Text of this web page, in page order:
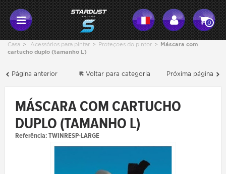
0
Casa > Acessórios para pintar > Proteçoes do pintor > Máscara com
cartucho duplo (tamanho L)
Página anterior Próxima página
Voltar para categoria
MÁSCARA COM CARTUCHO
DUPLO (TAMANHO L)
Referência:TWINRESP-LARGE